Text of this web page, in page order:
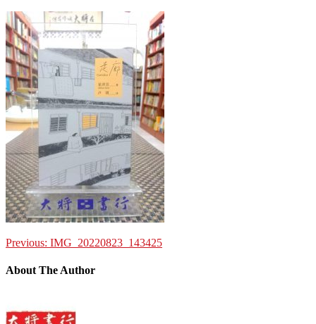
Previous: IMG_20220823_143425
About The Author